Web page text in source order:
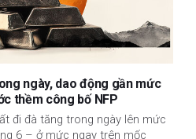
ngày, dao động gần mức
thềm công bố NFP
đi đà tăng trong ngày lên mức
6 – ở mức ngay trên mốc